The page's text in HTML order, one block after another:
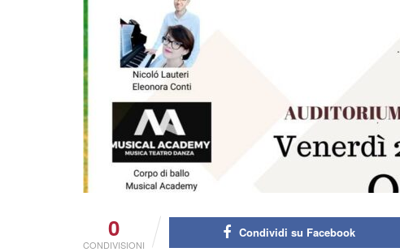
0
CONDIVISIONI
Condividi su Facebook